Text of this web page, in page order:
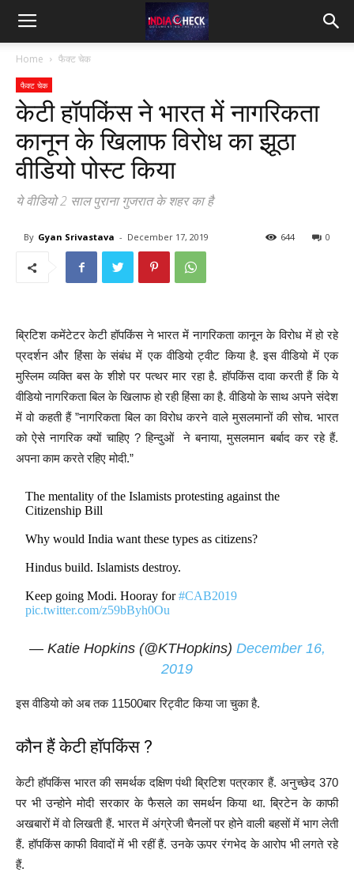
IndiaCheck
Home फैक्ट चेक
फैक्ट चेक
केटी हॉपकिंस ने भारत में नागरिकता
कानून के खिलाफ विरोध का झूठा
वीडियो पोस्ट किया
ये वीडियो 2 साल पुराना गुजरात के शहर का है
By Gyan Srivastava - December 17, 2019 0
644
ब्रिटिश कमेंटेटर केटी हॉपकिंस ने भारत में नागरिकता कानून के विरोध में हो रहे
प्रदर्शन और हिंसा के संबंध में एक वीडियो ट्वीट किया है. इस वीडियो में एक
मुस्लिम व्यक्ति बस के शीशे पर पत्थर मार रहा है. हॉपकिंस दावा करती हैं कि ये
वीडियो नागरिकता बिल के खिलाफ हो रही हिंसा का है. वीडियो के साथ अपने संदेश
में वो कहती हैं ”नागरिकता बिल का विरोध करने वाले मुसलमानों की सोच. भारत
को ऐसे नागरिक क्यों चाहिए ? हिन्दुओं ने बनाया, मुसलमान बर्बाद कर रहे हैं.
अपना काम करते रहिए मोदी.”
The mentality of the Islamists protesting against the
Citizenship Bill
Why would India want these types as citizens?
Hindus build. Islamists destroy.
Keep going Modi. Hooray for#CAB2019
pic.twitter.com/z59bByh0Ou
— Katie Hopkins (@KTHopkins) December 16,
2019
इस वीडियो को अब तक 11500बार रिट्वीट किया जा चुका है.
कौन हैं केटी हॉपकिंस ?
केटी हॉपकिंस भारत की समर्थक दक्षिण पंथी ब्रिटिश पत्रकार हैं. अनुच्छेद 370
पर भी उन्होने मोदी सरकार के फैसले का समर्थन किया था. ब्रिटेन के काफी
अखबारों में वो लिखती हैं. भारत में अंग्रेजी चैनलों पर होने वाली बहसों में भाग लेती
हैं. हॉपकिंस काफी विवादों में भी रहीं हैं. उनके ऊपर रंगभेद के आरोप भी लगते रहे
हैं.